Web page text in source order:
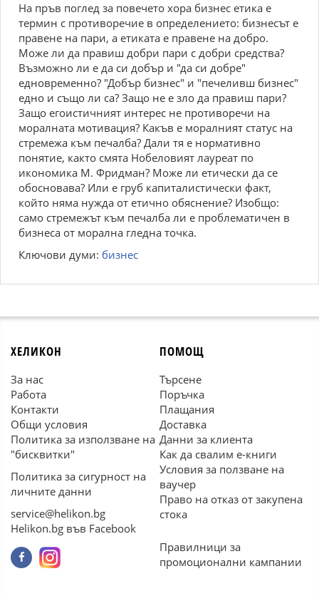
На пръв поглед за повечето хора бизнес етика е
термин с противоречие в определението: бизнесът е
правене на пари, а етиката е правене на добро.
Може ли да правиш добри пари с добри средства?
Възможно ли е да си добър и "да си добре"
едновременно? "Добър бизнес" и "печеливш бизнес"
едно и също ли са? Защо не е зло да правиш пари?
Защо егоистичният интерес не противоречи на
моралната мотивация? Какъв е моралният статус на
стремежа към печалба? Дали тя е нормативно
понятие, както смята Нобеловият лауреат по
икономика М. Фридман? Може ли етически да се
обосновава? Или е груб капиталистически факт,
който няма нужда от етично обяснение? Изобщо:
само стремежът към печалба ли е проблематичен в
бизнеса от морална гледна точка.
Ключови думи: бизнес
ХЕЛИКОН
За нас
Работа
Контакти
Общи условия
Политика за използване на
"бисквитки"
Политика за сигурност на
личните данни
service@helikon.bg
Helikon.bg във Facebook
ПОМОЩ
Търсене
Поръчка
Плащания
Доставка
Данни за клиента
Как да свалим е-книги
Условия за ползване на
ваучер
Право на отказ от закупена
стока
Правилници за
промоционални кампании